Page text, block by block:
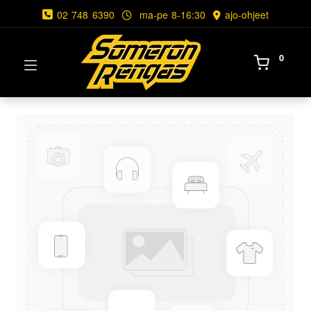
02 748 6390 ma-pe 8-16:30 ajo-ohjeet
0